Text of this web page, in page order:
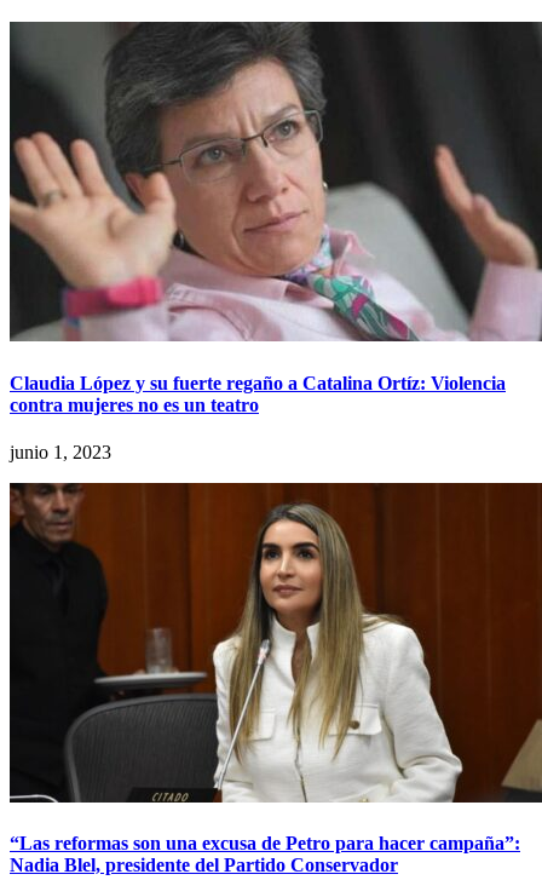
Claudia López y su fuerte regaño a Catalina Ortíz: Violencia
contra mujeres no es un teatro
junio 1, 2023
“Las reformas son una excusa de Petro para hacer campaña”:
Nadia Blel, presidente del Partido Conservador